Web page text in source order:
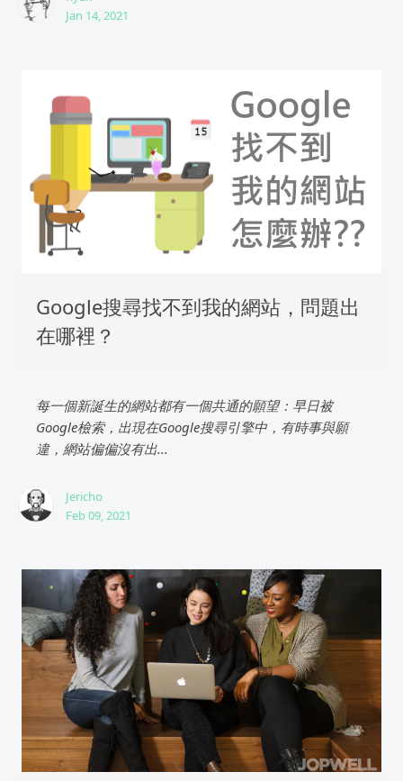
Jan 14, 2021
Google搜尋找不到我的網站，問題出
在哪裡？
每一個新誕生的網站都有一個共通的願望：早日被
Google檢索，出現在Google搜尋引擎中，有時事與願
違，網站偏偏沒有出...
Jericho
Feb 09, 2021